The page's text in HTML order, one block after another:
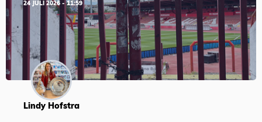
24 JULI 2026 - 11:59
Lindy Hofstra